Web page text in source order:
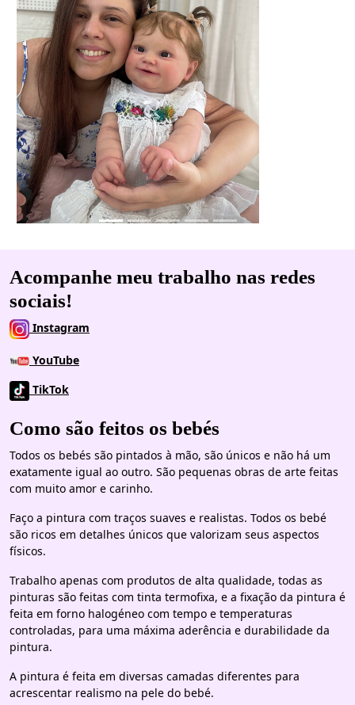
Acompanhe meu trabalho nas redes
sociais!
Instagram
YouTube
TikTok
Como são feitos os bebés
Todos os bebés são pintados à mão, são únicos e não há um
exatamente igual ao outro. São pequenas obras de arte feitas
com muito amor e carinho.
Faço a pintura com traços suaves e realistas. Todos os bebé
são ricos em detalhes únicos que valorizam seus aspectos
físicos.
Trabalho apenas com produtos de alta qualidade, todas as
pinturas são feitas com tinta termofixa, e a fixação da pintura é
feita em forno halogéneo com tempo e temperaturas
controladas, para uma máxima aderência e durabilidade da
pintura.
A pintura é feita em diversas camadas diferentes para
acrescentar realismo na pele do bebé.